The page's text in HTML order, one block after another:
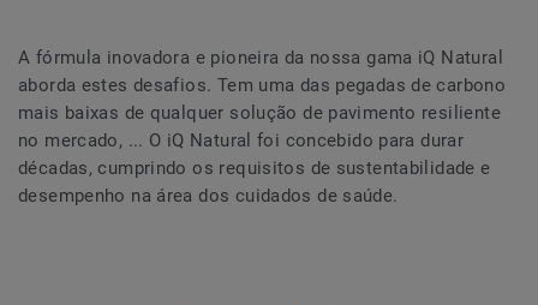
A fórmula inovadora e pioneira da nossa gama iQ Natural
aborda estes desafios. Tem uma das pegadas de carbono
mais baixas de qualquer solução de pavimento resiliente
no mercado, ... O iQ Natural foi concebido para durar
décadas, cumprindo os requisitos de sustentabilidade e
desempenho na área dos cuidados de saúde.